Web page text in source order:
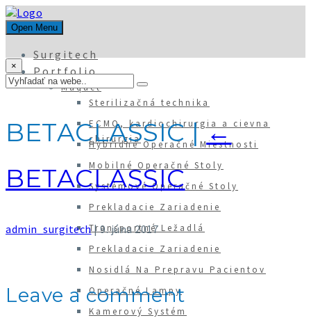
Open Menu
Surgitech
Portfolio
Maquet
Sterilizačná technika
ECMO, kardiochirurgia a cievna
chirurgia
Hybridné Operačné Miestnosti
Mobilné Operačné Stoly
Systémové Operačné Stoly
Prekladacie Zariadenie
Transportné Ležadlá
Prekladacie Zariadenie
Nosidlá Na Prepravu Pacientov
Operačné Lampy
Kamerový Systém
×
BETACLASSIC| ←
BETACLASSIC
admin_surgitech|9. júna 2017
Leave a comment